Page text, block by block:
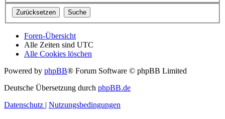
Foren-Übersicht
Alle Zeiten sind UTC
Alle Cookies löschen
Powered by phpBB® Forum Software © phpBB Limited
Deutsche Übersetzung durch phpBB.de
Datenschutz | Nutzungsbedingungen